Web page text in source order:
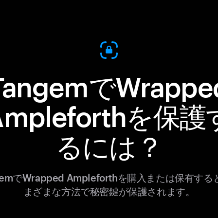
で
を保護
るには？
でWrapped Ampleforthを購入または保有する
まざまな方法で秘密鍵が保護されます。